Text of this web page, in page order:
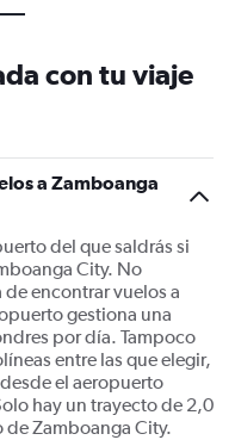
con tu viaje
a Zamboanga
del que saldrás si
City. No
encontrar vuelos a
gestiona una
por día. Tampoco
entre las que elegir,
el aeropuerto
hay un trayecto de 2,0
de Zamboanga City.